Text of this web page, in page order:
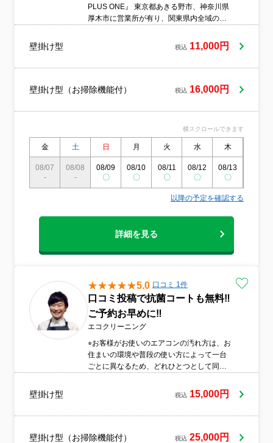
PLUS ONE』 東京都あきる野市、神奈川県
厚木市に営業所が有り、関東県内全域の出
社レビューサイトでも星5の最高評価を多数
獲得。エアコンクリーニングやお掃除は私
壁掛け型 税込 11,000円
壁掛け型（お掃除機能付） 税込 16,000円
横スクロールできます
金 土 日 月 火 水 木
08/07
-
08/08
-
08/09
〇
08/10
〇
08/11
〇
08/12
〇
08/13
〇
以降の予定を確認する
詳細を見る
5.0 口コミ 1件
口コミ投稿で抗菌コートも無料‼︎
ご予約お早めに‼︎
エコクリーニング
⭐︎お客様がお使いのエアコンの汚れ方は、お
住まいの環境や普段の使い方によって一台
ごとに異なるため、どれひとつとして同じ
様のエアコンの個性に合わせた正しいご使
用方法や、カビを防ぐ効果的なアドバイス
壁掛け型 税込 15,000円
壁掛け型（お掃除機能付） 税込 25,000円